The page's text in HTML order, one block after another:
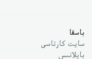
باسقا
سايت كارتاسى
بايلانىس